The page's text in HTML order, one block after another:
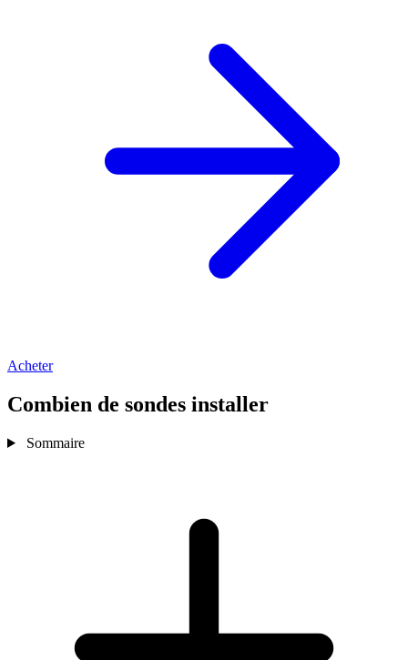
Acheter
Combien de sondes installer
Sommaire